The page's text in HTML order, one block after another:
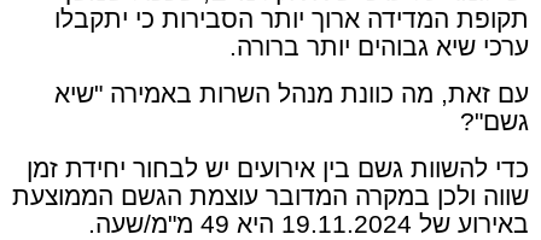
תקופת המדידה ארוך יותר הסבירות כי יתקבלו
ערכי שיא גבוהים יותר ברורה.
עם זאת, מה כוונת מנהל השרות באמירה "שיא
גשם"?
כדי להשוות גשם בין אירועים יש לבחור יחידת זמן
שווה ולכן במקרה המדובר עוצמת הגשם הממוצעת
באירוע של 19.11.2024 היא 49 מ"מ/שעה.